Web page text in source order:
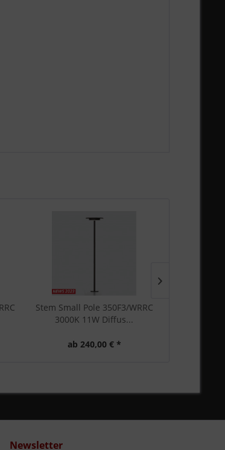
Stem Small Pole 350F3/WRRC
3000K 11W Diffus...
ab 240,00 € *
Newsletter